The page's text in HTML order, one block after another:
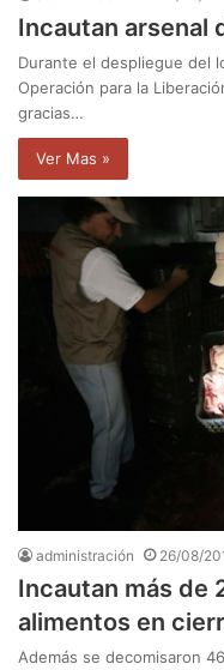
Incautan arsenal
Durante el despliegue del
Operación para la
gracias…
Ver Mas »
administración 26/08/
Incautan más de
alimentos en
Además se decomisaron